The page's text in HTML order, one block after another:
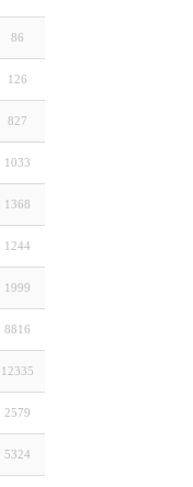
86
126
827
1033
1368
1244
1999
8816
12335
2579
5324